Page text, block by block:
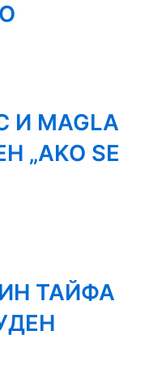
И MAGLA
„AKO SE
ТАЙФА